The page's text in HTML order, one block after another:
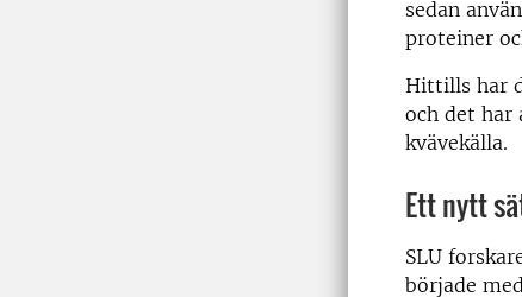
sedan
proteiner
Hittills har
och det har
kvävekälla.
Ett nytt
SLU
började